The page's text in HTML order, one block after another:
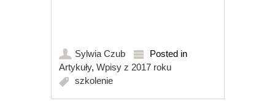
Sylwia Czub
Posted in
Artykuły,Wpisy z 2017 roku
szkolenie